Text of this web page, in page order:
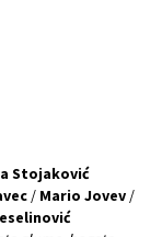
Stojaković
/ Mario Jovev /